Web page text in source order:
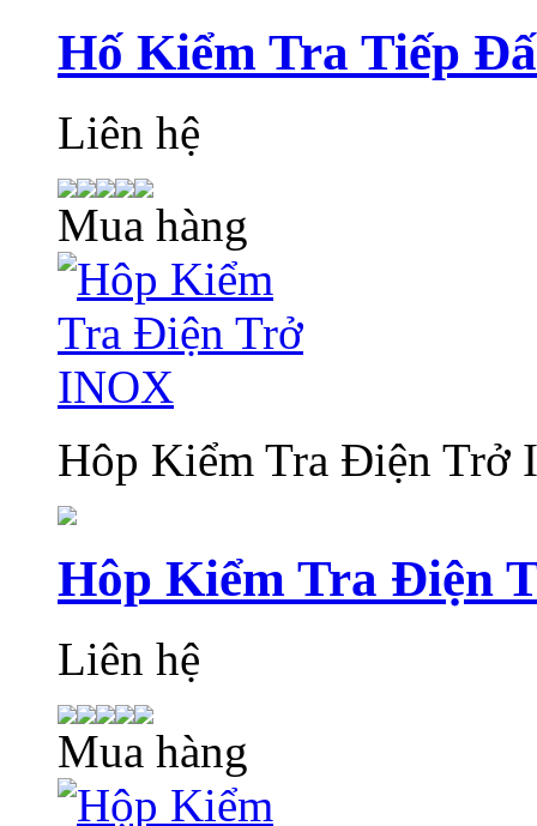
Hố Kiểm Tra Tiếp
Liên hệ
Mua hàng
Hôp Kiểm Tra Điện Trở
Hôp Kiểm Tra Điện
Liên hệ
Mua hàng